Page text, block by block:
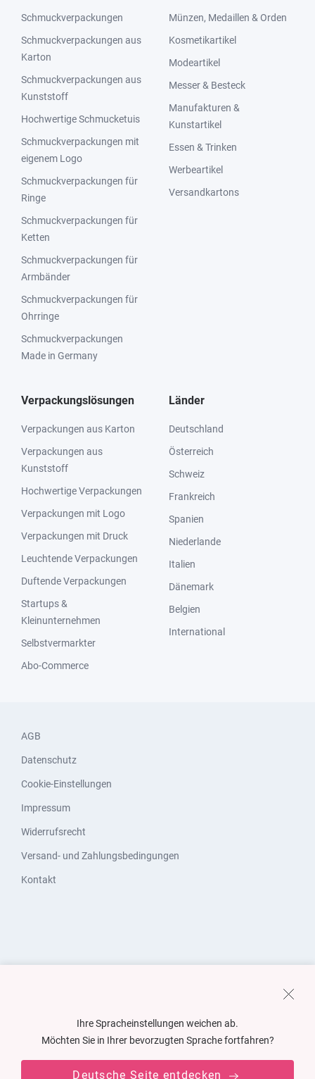
Schmuckverpackungen
Schmuckverpackungen aus
Karton
Schmuckverpackungen aus
Kunststoff
Hochwertige Schmucketuis
Schmuckverpackungen mit
eigenem Logo
Schmuckverpackungen für
Ringe
Schmuckverpackungen für
Ketten
Schmuckverpackungen für
Armbänder
Schmuckverpackungen für
Ohrringe
Schmuckverpackungen
Made in Germany
Münzen, Medaillen & Orden
Kosmetikartikel
Modeartikel
Messer & Besteck
Manufakturen &
Kunstartikel
Essen & Trinken
Werbeartikel
Versandkartons
Verpackungslösungen
Verpackungen aus Karton
Verpackungen aus
Kunststoff
Hochwertige Verpackungen
Verpackungen mit Logo
Verpackungen mit Druck
Leuchtende Verpackungen
Duftende Verpackungen
Startups &
Kleinunternehmen
Selbstvermarkter
Abo-Commerce
Länder
Deutschland
Österreich
Schweiz
Frankreich
Spanien
Niederlande
Italien
Dänemark
Belgien
International
AGB
Datenschutz
Cookie-Einstellungen
Impressum
Widerrufsrecht
Versand- und Zahlungsbedingungen
Kontakt
Ihre Spracheinstellungen weichen ab.
Möchten Sie in Ihrer bevorzugten Sprache fortfahren?
Deutsche Seite entdecken